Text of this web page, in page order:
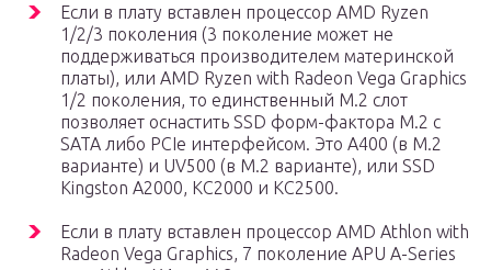
Если в плату вставлен процессор AMD Ryzen
1/2/3 поколения (3 поколение может не
поддерживаться производителем материнской
платы), или AMD Ryzen with Radeon Vega Graphics
1/2 поколения, то единственный М.2 слот
позволяет оснастить SSD форм-фактора M.2 с
SATA либо PCIe интерфейсом. Это A400 (в М.2
варианте) и UV500 (в М.2 варианте), или SSD
Kingston A2000, KC2000 и KC2500.
Если в плату вставлен процессор AMD Athlon with
Radeon Vega Graphics, 7 поколение APU A-Series